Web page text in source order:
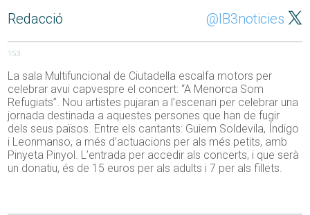
Redacció @IB3noticies
153
La sala Multifuncional de Ciutadella escalfa motors per
celebrar avui capvespre el concert: “A Menorca Som
Refugiats”. Nou artistes pujaran a l’escenari per celebrar una
jornada destinada a aquestes persones que han de fugir
dels seus països. Entre els cantants: Guiem Soldevila, Índigo
i Leonmanso, a més d’actuacions per als més petits, amb
Pinyeta Pinyol. L’entrada per accedir als concerts, i que serà
un donatiu, és de 15 euros per als adults i 7 per als fillets.